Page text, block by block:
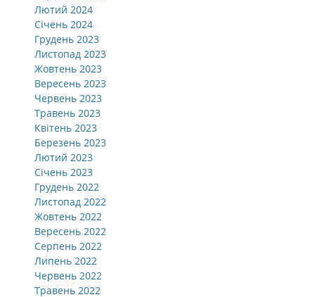
Лютий 2024
Січень 2024
Грудень 2023
Листопад 2023
Жовтень 2023
Вересень 2023
Червень 2023
Травень 2023
Квітень 2023
Березень 2023
Лютий 2023
Січень 2023
Грудень 2022
Листопад 2022
Жовтень 2022
Вересень 2022
Серпень 2022
Липень 2022
Червень 2022
Травень 2022